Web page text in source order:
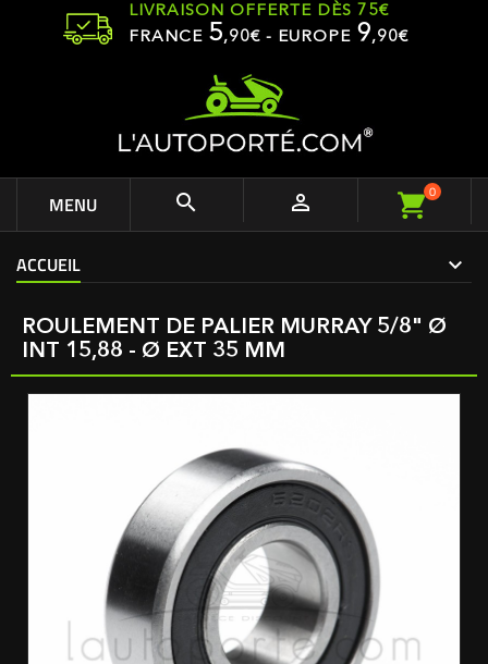
LIVRAISON OFFERTE DÈS 75€
FRANCE 5,90€ - EUROPE 9,90€
MENU   0
ACCUEIL
ROULEMENT DE PALIER MURRAY 5/8" Ø
INT 15,88 - Ø EXT 35 MM